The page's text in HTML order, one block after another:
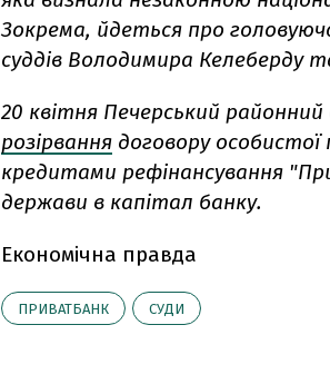
Зокрема, йдеться про
суддів Володимира Келеберду
20 квітня Печерський
розірвання договору особистої
кредитами рефінансування
держави в капітал банку.
Економічна правда
ПРИВАТБАНК СУДИ